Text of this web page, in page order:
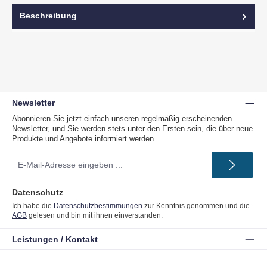
Beschreibung
Newsletter
Abonnieren Sie jetzt einfach unseren regelmäßig erscheinenden
Newsletter, und Sie werden stets unter den Ersten sein, die über neue
Produkte und Angebote informiert werden.
Mail-
Datenschutz
Ich habe die Datenschutzbestimmungen zur Kenntnis genommen und die
AGB gelesen und bin mit ihnen einverstanden.
Leistungen / Kontakt